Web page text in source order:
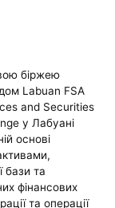
біржею
Labuan FSA
and Securities
у Лабуані
основі
бази та
фінансових
та операції